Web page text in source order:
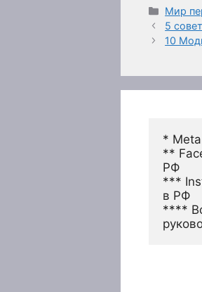
Мир
5
10
*
**
РФ
***
в РФ
****